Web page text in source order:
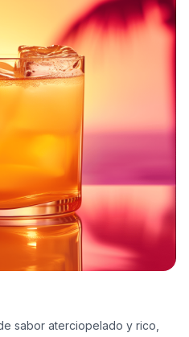
sabor aterciopelado y rico,